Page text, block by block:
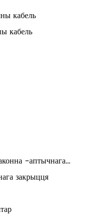
кабель
кабель
-аптычнага
закрыцця